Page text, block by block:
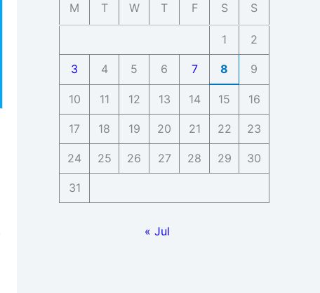
M T W T F S S
1 2
3 4 5 6 7 8 9
10 11 12 13 14 15 16
17 18 19 20 21 22 23
24 25 26 27 28 29 30
31
« Jul